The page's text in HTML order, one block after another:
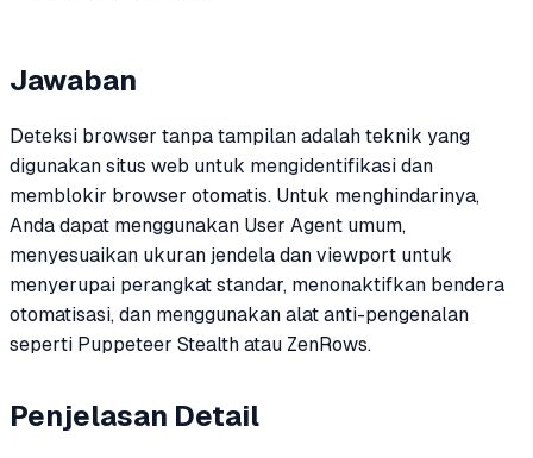
Jawaban
Deteksi browser tanpa tampilan adalah teknik yang
digunakan situs web untuk mengidentifikasi dan
memblokir browser otomatis. Untuk menghindarinya,
Anda dapat menggunakan User Agent umum,
menyesuaikan ukuran jendela dan viewport untuk
menyerupai perangkat standar, menonaktifkan bendera
otomatisasi, dan menggunakan alat anti-pengenalan
seperti Puppeteer Stealth atau ZenRows.
Penjelasan Detail